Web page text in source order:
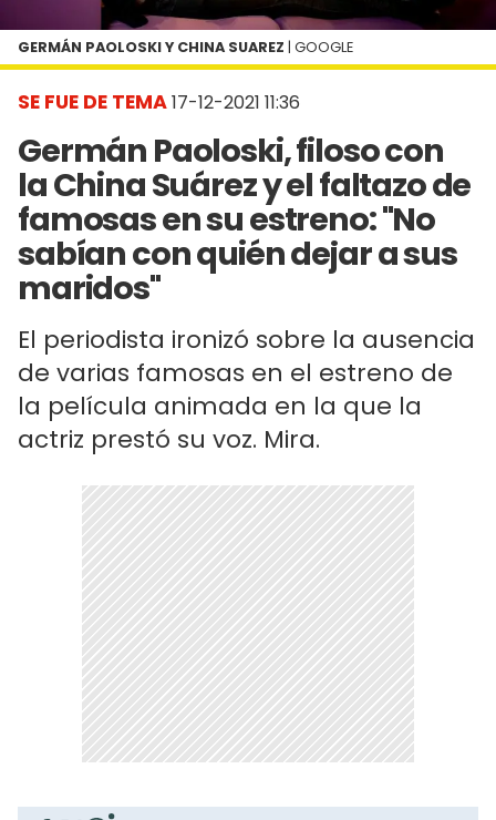
SE FUE DE TEMA17-12-2021 11:36
Germán Paoloski, filoso con
la China Suárez y el faltazo de
famosas en su estreno: "No
sabían con quién dejar a sus
maridos"
El periodista ironizó sobre la ausencia
de varias famosas en el estreno de
la película animada en la que la
actriz prestó su voz. Mira.
GERMÁN PAOLOSKI Y CHINA SUAREZ | GOOGLE